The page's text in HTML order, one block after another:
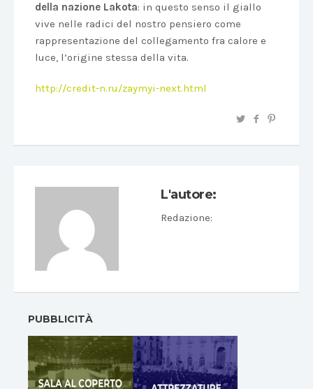
della nazione Lakota: in questo senso il giallo
vive nelle radici del nostro pensiero come
rappresentazione del collegamento fra calore e
luce, l’origine stessa della vita.
http://credit-n.ru/zaymyi-next.html
L'autore:
Redazione:
PUBBLICITÀ